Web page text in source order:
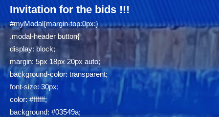
Invitation for the bids !!!
#myModal{margin-top:0px;}
.modal-header button{
display: block;
margin: 5px 18px 20px auto;
background-color: transparent;
font-size: 30px;
color: #ffffff;
background: #03549a;